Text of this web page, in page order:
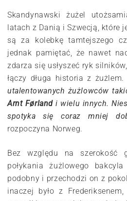
Skandynawski żużel
latach z Danią i Szwecją, które
są za kolebkę tamtejszego
jednak pamiętać, że nawet
zdarza się usłyszeć ryk
łączy długa historia z
utalentowanych żużlowców
Arnt Førlandi wielu innych.
spotyka się coraz mniej
rozpoczyna Norweg.
Bez względu na szerokość
połykania żużlowego
podobny i przechodzi on z
inaczej było z